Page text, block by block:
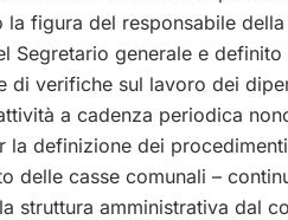
la figura del responsabile
Segretario generale e
di verifiche sul lavoro dei
a cadenza periodica
la definizione dei
delle casse comunali –
struttura amministrativa dal